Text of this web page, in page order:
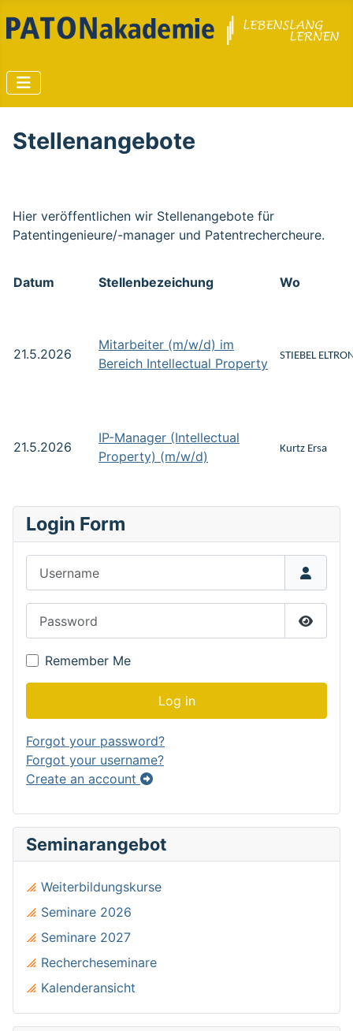
Stellenangebote
Hier veröffentlichen wir Stellenangebote für
Patentingenieure/-manager und Patentrechercheure.
Datum Stellenbezeichung Wo
21.5.2026
Mitarbeiter (m/w/d) im
Bereich Intellectual Property
STIEBEL
21.5.2026
IP-Manager (Intellectual
Property) (m/w/d)
Kurtz Ersa
Login Form
Show
Remember Me
Log in
Forgot your password?
Forgot your username?
Create an account
Seminarangebot
Weiterbildungskurse
Seminare 2026
Seminare 2027
Rechercheseminare
Kalenderansicht